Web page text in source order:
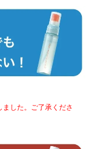
した。ご了承くださ